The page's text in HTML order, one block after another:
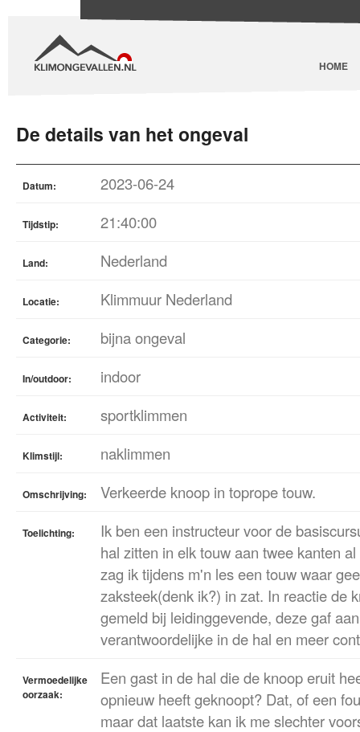
HOME
De details van het ongeval
Datum: 2023-06-24
Tijdstip: 21:40:00
Land: Nederland
Locatie: Klimmuur Nederland
Categorie: bijna ongeval
In/outdoor: indoor
Activiteit: sportklimmen
Klimstijl: naklimmen
Omschrijving: Verkeerde knoop in toprope touw.
Toelichting:
Ik ben een instructeur voor de
hal zitten in elk touw aan twee kanten
zag ik tijdens m'n les een touw waar
zaksteek(denk ik?) in zat. In reactie de
gemeld bij leidinggevende, deze gaf
verantwoordelijke in de hal en meer
Vermoedelijke
oorzaak:
Een gast in de hal die de knoop eruit
opnieuw heeft geknoopt? Dat, of een
maar dat laatste kan ik me slechter